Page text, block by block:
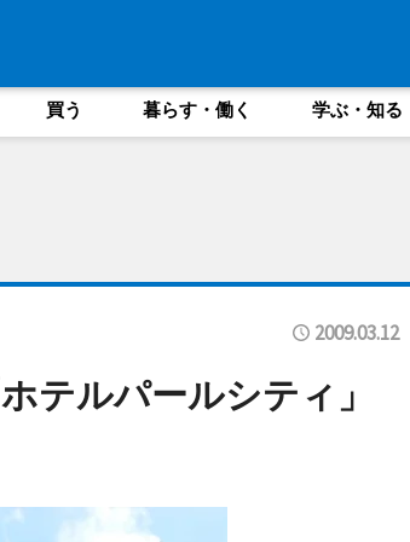
買う 暮らす・働く 学ぶ・知る
2009.03.12
テルパールシティ」